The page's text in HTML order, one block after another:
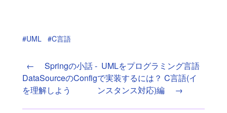
#UML #C言語
←
Springの小話 -
DataSourceのConfig
を理解しよう
UMLをプログラミング言語
で実装するには？ C言語(イ
ンスタンス対応)編
→